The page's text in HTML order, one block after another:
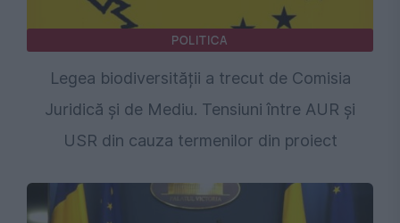
POLITICA
Legea biodiversității a trecut de Comisia
Juridică și de Mediu. Tensiuni între AUR și
USR din cauza termenilor din proiect